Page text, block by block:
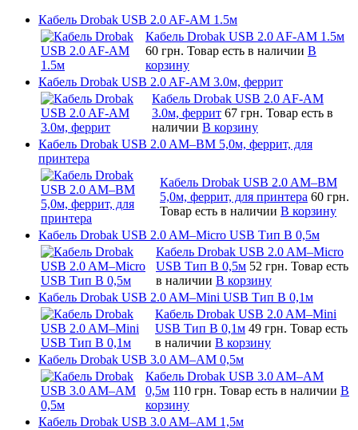
Кабель Drobak USB 2.0 AF-AM 1.5м
Кабель Drobak USB 2.0 AF-AM 1.5м
60 грн. Товар есть в наличии В
корзину
Кабель Drobak USB 2.0 AF-AM 3.0м, феррит
Кабель Drobak USB 2.0 AF-AM
3.0м, феррит 67 грн. Товар есть в
наличии В корзину
Кабель Drobak USB 2.0 AM–BM 5,0м, феррит, для
принтера
Кабель Drobak USB 2.0 AM–BM
5,0м, феррит, для принтера 60 грн.
Товар есть в наличии В корзину
Кабель Drobak USB 2.0 AM–Micro USB Тип B 0,5м
Кабель Drobak USB 2.0 AM–Micro
USB Тип B 0,5м 52 грн. Товар есть
в наличии В корзину
Кабель Drobak USB 2.0 AM–Mini USB Тип B 0,1м
Кабель Drobak USB 2.0 AM–Mini
USB Тип B 0,1м 49 грн. Товар есть
в наличии В корзину
Кабель Drobak USB 3.0 AM–AM 0,5м
Кабель Drobak USB 3.0 AM–AM
0,5м 110 грн. Товар есть в наличии В
корзину
Кабель Drobak USB 3.0 AM–AM 1,5м